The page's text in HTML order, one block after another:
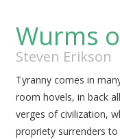
Wurms
Steven Erikson
Tyranny comes in
room hovels, in back
verges of civilization,
propriety surrenders